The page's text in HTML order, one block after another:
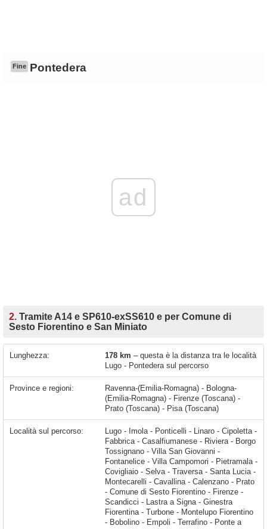
Fine Pontedera
ad
2. Tramite A14 e SP610-exSS610 e per Comune di
Sesto Fiorentino e San Miniato
Lunghezza: 178 km – questa è la distanza tra le località
Lugo - Pontedera sul percorso
Province e regioni:
Ravenna-(Emilia-Romagna) - Bologna-
(Emilia-Romagna) - Firenze (Toscana) -
Prato (Toscana) - Pisa (Toscana)
Località sul percorso: Lugo - Imola - Ponticelli - Linaro - Cipoletta - Fabbrica - Casalfiumanese - Riviera - Borgo Tossignano - Villa San Giovanni - Fontanelice - Villa Campomori - Pietramala - Covigliaio - Selva - Traversa - Santa Lucia - Montecarelli - Cavallina - Calenzano - Prato - Comune di Sesto Fiorentino - Firenze - Scandicci - Lastra a Signa - Ginestra Fiorentina - Turbone - Montelupo Fiorentino - Bobolino - Empoli - Terrafino - Ponte a Elsa - Marcignana - San Miniato Basso - San Miniato - San Pierino